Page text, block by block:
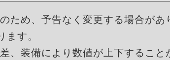
ため、予告なく変更する場合があ
ます。
、装備により数値が上下すること